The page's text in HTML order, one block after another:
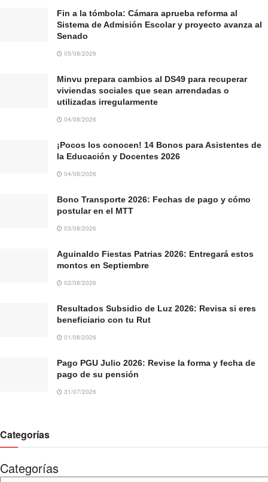
Fin a la tómbola: Cámara aprueba reforma al
Sistema de Admisión Escolar y proyecto avanza al
Senado
05/08/2026
Minvu prepara cambios al DS49 para recuperar
viviendas sociales que sean arrendadas o
utilizadas irregularmente
04/08/2026
¡Pocos los conocen! 14 Bonos para Asistentes de
la Educación y Docentes 2026
04/08/2026
Bono Transporte 2026: Fechas de pago y cómo
postular en el MTT
03/08/2026
Aguinaldo Fiestas Patrias 2026: Entregará estos
montos en Septiembre
02/08/2026
Resultados Subsidio de Luz 2026: Revisa si eres
beneficiario con tu Rut
01/08/2026
Pago PGU Julio 2026: Revise la forma y fecha de
pago de su pensión
31/07/2026
Categorías
Categorías